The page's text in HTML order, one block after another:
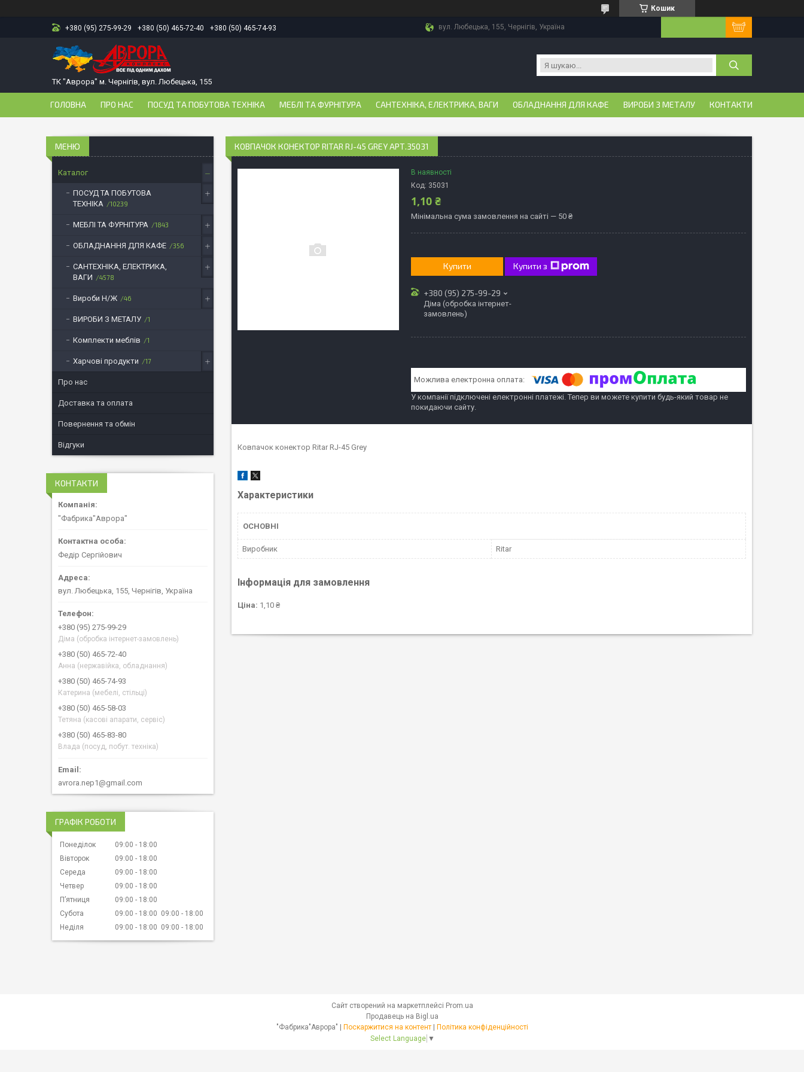
Кошик
+380 (95) 275-99-29 +380 (50) 465-72-40 +380 (50) 465-74-93 вул. Любецька, 155, Чернігів, Україна
ТК "Аврора" м. Чернігів, вул. Любецька, 155
ГОЛОВНА ПРО НАС ПОСУД ТА ПОБУТОВА ТЕХНІКА МЕБЛІ ТА ФУРНІТУРА САНТЕХНІКА, ЕЛЕКТРИКА, ВАГИ ОБЛАДНАННЯ ДЛЯ КАФЕ ВИРОБИ З МЕТАЛУ КОНТАКТИ
КОВПАЧОК КОНЕКТОР RITAR RJ-45 GREY АРТ.35031
В наявності
Код: 35031
1,10 ₴
Мінімальна сума замовлення на сайті — 50 ₴
Купити Купити з
+380 (95) 275-99-29
Діма (обробка інтернет-
замовлень)
У компанії підключені електронні платежі. Тепер ви можете купити будь-який товар не
покидаючи сайту.
Ковпачок конектор Ritar RJ-45 Grey
Характеристики
ОСНОВНІ
Виробник Ritar
Інформація для замовлення
Ціна: 1,10 ₴
Каталог
ПОСУД ТА ПОБУТОВА
ТЕХНІКА
10239
МЕБЛІ ТА ФУРНІТУРА 1843
ОБЛАДНАННЯ ДЛЯ КАФЕ 356
САНТЕХНІКА, ЕЛЕКТРИКА,
ВАГИ
4578
Вироби Н/Ж 46
ВИРОБИ З МЕТАЛУ 1
Комплекти меблів 1
Харчові продукти 17
Про нас
Доставка та оплата
Повернення та обмін
Відгуки
КОНТАКТИ
"Фабрика"Аврора"
Федір Сергійович
вул. Любецька, 155, Чернігів, Україна
+380 (95) 275-99-29
Діма (обробка інтернет-замовлень)
+380 (50) 465-72-40
Анна (нержавійка, обладнання)
+380 (50) 465-74-93
Катерина (мебелі, стільці)
+380 (50) 465-58-03
Тетяна (касові апарати, сервіс)
+380 (50) 465-83-80
Влада (посуд, побут. техніка)
avrora.nep1@gmail.com
ГРАФІК РОБОТИ
Понеділок 09:00
18:00
Вівторок
09:00
18:00
Середа
09:00
18:00
Четвер
09:00
18:00
Пʼятниця
09:00
18:00
Субота
09:00 18:00 09:00
18:00
Неділя
09:00 18:00 09:00 18:00
Сайт створений на маркетплейсі Prom.ua
Продавець на Bigl.ua
Поскаржитися на контент
Політика конфіденційності
Select Language ▼